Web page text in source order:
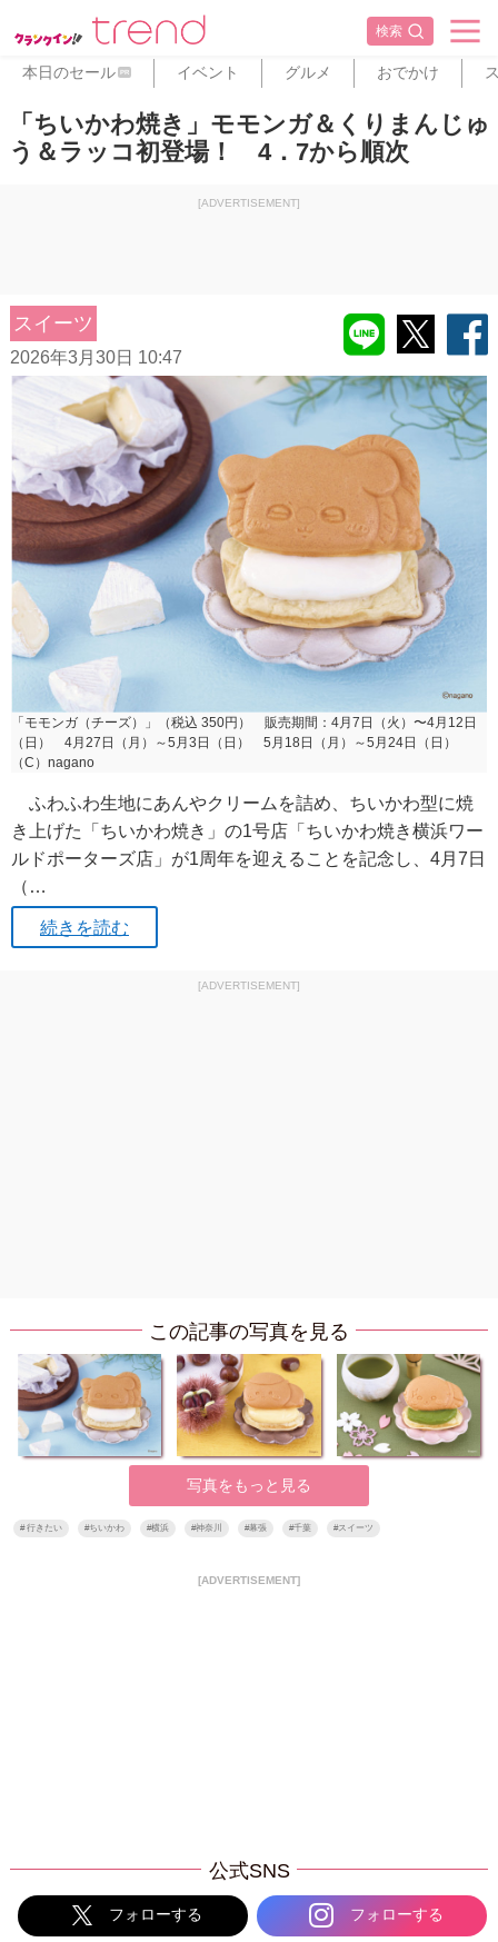
検索
本日のセール PR イベント グルメ おでかけ
「ちいかわ焼き」モモンガ＆くりまんじゅ
う＆ラッコ初登場！ 4．7から順次
[ADVERTISEMENT]
スイーツ
2026年3月30日 10:47
「モモンガ（チーズ）」（税込 350円） 販売期間：4月7日（火）〜4月12日
（日） 4月27日（月）～5月3日（日） 5月18日（月）～5月24日（日）
（C）nagano
ふわふわ生地にあんやクリームを詰め、ちいかわ型に焼
き上げた「ちいかわ焼き」の1号店「ちいかわ焼き横浜ワー
ルドポーターズ店」が1周年を迎えることを記念し、4月7日
（…
続きを読む
[ADVERTISEMENT]
この記事の写真を見る
写真をもっと見る
#行きたい #ちいかわ #横浜 #神奈川 #幕張 #千葉 #スイーツ
[ADVERTISEMENT]
公式SNS
フォローする フォローする